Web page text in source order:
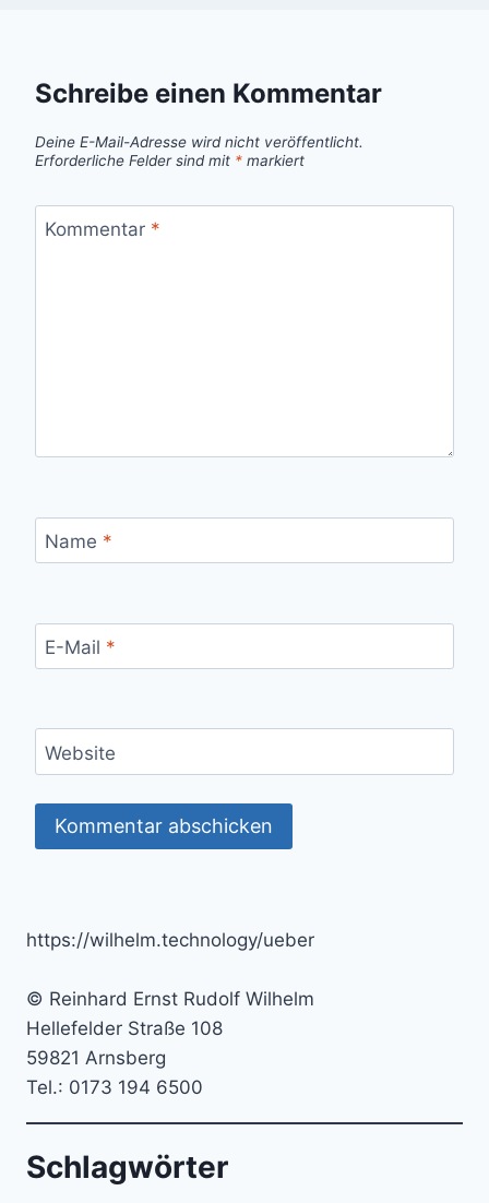
Schreibe einen Kommentar
Deine E-Mail-Adresse wird nicht veröffentlicht.
Erforderliche Felder sind mit * markiert
Kommentar *
Name *
E-Mail *
Website
https://wilhelm.technology/ueber
© Reinhard Ernst Rudolf Wilhelm
Hellefelder Straße 108
59821 Arnsberg
Tel.: 0173 194 6500
Schlagwörter